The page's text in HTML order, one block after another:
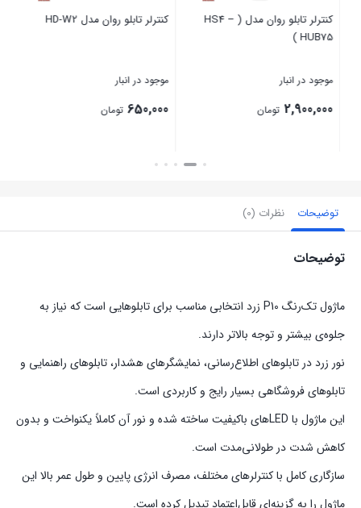
کنترلر تابلو روان مدل ( HS4 –
HUB75 )
موجود در انبار
2,900,000 تومان
کنترلر تابلو روان مدل HD-W2
موجود در انبار
650,000 تومان
بستن
توضیحات نظرات (0)
توضیحات
ماژول تک‌رنگ P10 زرد انتخابی مناسب برای تابلوهایی است که نیاز به
جلوه‌ی بیشتر و توجه بالاتر دارند.
نور زرد در تابلوهای اطلاع‌رسانی، نمایشگرهای هشدار، تابلوهای راهنمایی و
تابلوهای فروشگاهی بسیار رایج و کاربردی است.
این ماژول با LEDهای باکیفیت ساخته شده و نور آن کاملاً یکنواخت و بدون
کاهش شدت در طولانی‌مدت است.
سازگاری کامل با کنترلرهای مختلف، مصرف انرژی پایین و طول عمر بالا این
ماژول را به گزینه‌ای قابل‌اعتماد تبدیل کرده است.